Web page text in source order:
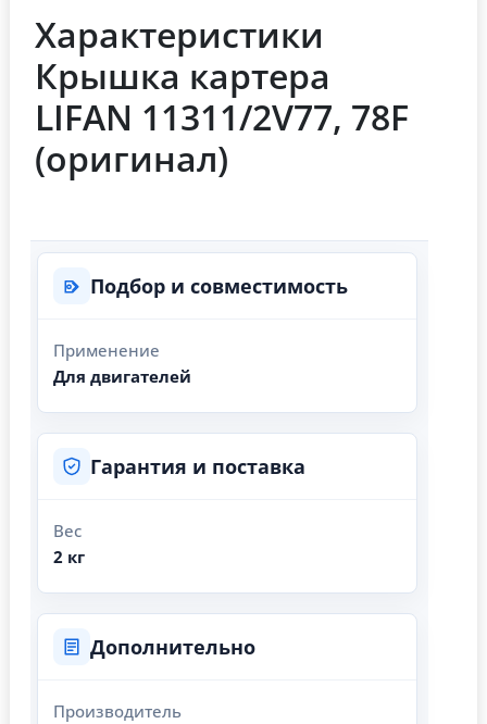
Характеристики
Крышка картера
LIFAN 11311/2V77, 78F
(оригинал)
Подбор и совместимость
Применение
Для двигателей
Гарантия и поставка
Вес
2 кг
Дополнительно
Производитель